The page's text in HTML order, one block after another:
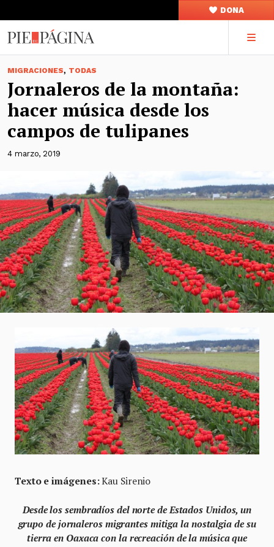
DONA
MIGRACIONES, TODAS
Jornaleros de la montaña:
hacer música desde los
campos de tulipanes
4 marzo, 2019
Texto e imágenes:Kau Sirenio
Desde los sembradíos del norte de Estados Unidos, un
grupo de jornaleros migrantes mitiga la nostalgia de su
tierra en Oaxaca con la recreación de la música que